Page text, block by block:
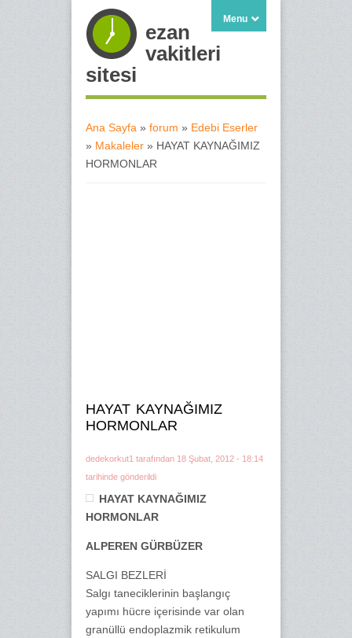
ezan
vakitleri
sitesi
Menu
Buradasınız
Ana Sayfa » forum » Edebi Eserler
» Makaleler » HAYAT KAYNAĞIMIZ
HORMONLAR
HAYAT KAYNAĞIMIZ
HORMONLAR
dedekorkut1 tarafından 18 Şubat, 2012 - 18:14
tarihinde gönderildi
HAYAT KAYNAĞIMIZ
HORMONLAR
ALPEREN GÜRBÜZER
SALGI BEZLERİ
Salgı taneciklerinin başlangıç
yapımı hücre içerisinde var olan
granüllü endoplazmik retikulum